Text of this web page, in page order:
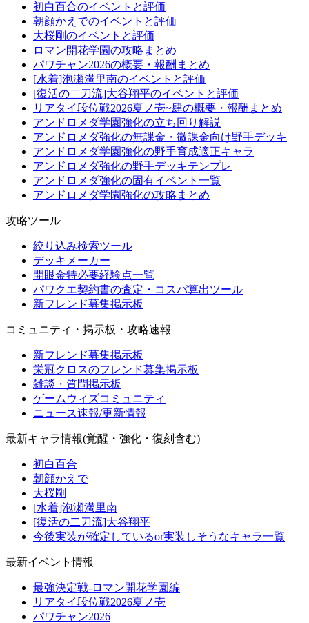
初白百合のイベントと評価
朝顔かえでのイベントと評価
大桜剛のイベントと評価
ロマン開花学園の攻略まとめ
パワチャン2026の概要・報酬まとめ
[水着]泡瀬満里南のイベントと評価
[復活の二刀流]大谷翔平のイベントと評価
リアタイ段位戦2026夏ノ壱~肆の概要・報酬まとめ
アンドロメダ学園強化の立ち回り解説
アンドロメダ強化の無課金・微課金向け野手デッキ
アンドロメダ学園強化の野手育成適正キャラ
アンドロメダ強化の野手デッキテンプレ
アンドロメダ強化の固有イベント一覧
アンドロメダ学園強化の攻略まとめ
攻略ツール
絞り込み検索ツール
デッキメーカー
開眼金特必要経験点一覧
パワクエ契約書の査定・コスパ算出ツール
新フレンド募集掲示板
コミュニティ・掲示板・攻略速報
新フレンド募集掲示板
栄冠クロスのフレンド募集掲示板
雑談・質問掲示板
ゲームウィズコミュニティ
ニュース速報/更新情報
最新キャラ情報(覚醒・強化・復刻含む)
初白百合
朝顔かえで
大桜剛
[水着]泡瀬満里南
[復活の二刀流]大谷翔平
今後実装が確定しているor実装しそうなキャラ一覧
最新イベント情報
最強決定戦-ロマン開花学園編
リアタイ段位戦2026夏ノ壱
パワチャン2026